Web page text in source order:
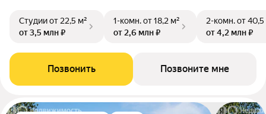
Студииот 22,5 м²
от 3,5 млн ₽
1-комн.от 18,2 м²
от 2,6 млн ₽
2-комн.от 40,5
от 4,2 млн ₽
Позвонить Позвоните мне